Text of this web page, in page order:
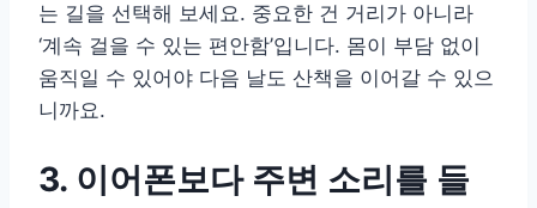
는 길을 선택해 보세요. 중요한 건 거리가 아니라
‘계속 걸을 수 있는 편안함’입니다. 몸이 부담 없이
움직일 수 있어야 다음 날도 산책을 이어갈 수 있으
니까요.
3. 이어폰보다 주변 소리를 들